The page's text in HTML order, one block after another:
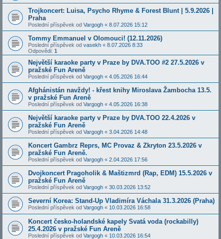
Trojkoncert: Luisa, Psycho Rhyme & Forest Blunt | 5.9.2026 |
Praha
Poslední příspěvek od Vargogh « 8.07.2026 15:12
Tommy Emmanuel v Olomouci! (12.11.2026)
Poslední příspěvek od vasekh « 8.07.2026 8:33
Odpovědi: 1
Největší karaoke party v Praze by DVA.TOO #2 27.5.2026 v
pražské Fun Areně
Poslední příspěvek od Vargogh « 4.05.2026 16:44
Afghánistán navždy! - křest knihy Miroslava Žambocha 13.5.
v pražské Fun Areně
Poslední příspěvek od Vargogh « 4.05.2026 16:38
Největší karaoke party v Praze by DVA.TOO 22.4.2026 v
pražské Fun Areně
Poslední příspěvek od Vargogh « 3.04.2026 14:48
Koncert Gambrz Reprs, MC Provaz & Zkryton 23.5.2026 v
pražské Fun Areně.
Poslední příspěvek od Vargogh « 2.04.2026 17:56
Dvojkoncert Pragoholik & Maštizmrd (Rap, EDM) 15.5.2026 v
pražské Fun Areně
Poslední příspěvek od Vargogh « 30.03.2026 13:52
Severní Korea: Stand-Up Vladimíra Váchala 31.3.2026 (Praha)
Poslední příspěvek od Vargogh « 10.03.2026 16:58
Koncert česko-holandské kapely Svatá voda (rockabilly)
25.4.2026 v pražské Fun Areně
Poslední příspěvek od Vargogh « 10.03.2026 16:54